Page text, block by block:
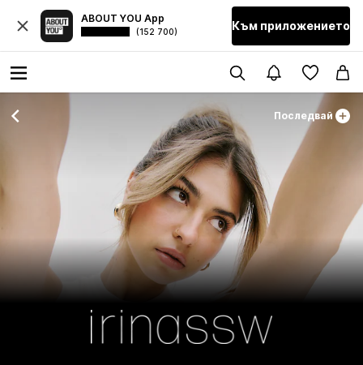
ABOUT YOU App
(152 700) Към приложението
Последвай